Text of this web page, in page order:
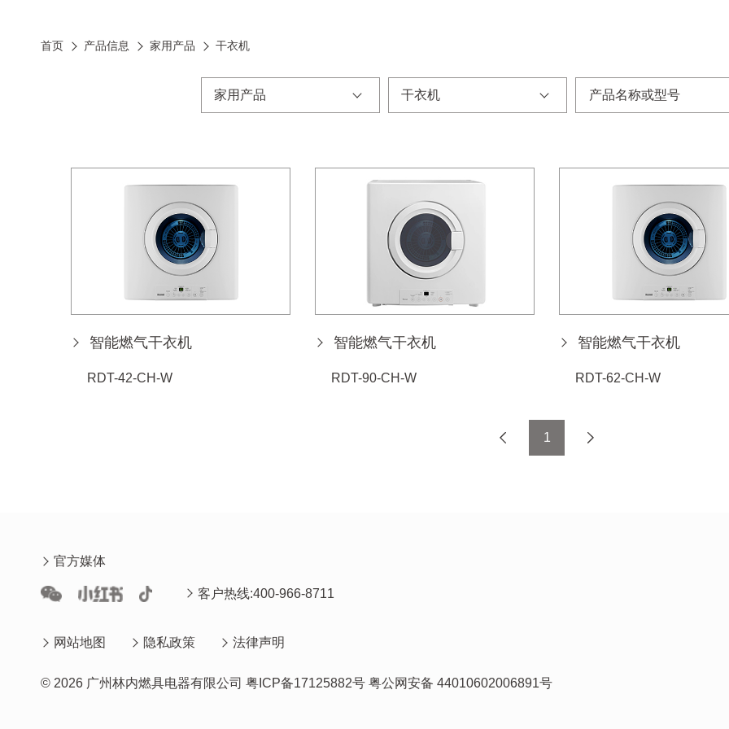
首页 产品信息 家用产品 干衣机
家用产品 干衣机
智能燃气干衣机
RDT-42-CH-W
智能燃气干衣机
RDT-90-CH-W
智能燃气干衣机
RDT-62-CH-W
1
官方媒体
客户热线:400-966-8711
网站地图 隐私政策 法律声明
© 2026 广州林内燃具电器有限公司 粤ICP备17125882号 粤公网安备 44010602006891号